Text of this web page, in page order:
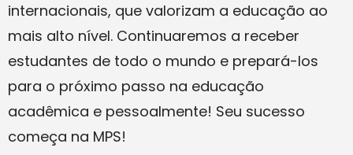
internacionais, que valorizam a educação ao
mais alto nível. Continuaremos a receber
estudantes de todo o mundo e prepará-los
para o próximo passo na educação
acadêmica e pessoalmente! Seu sucesso
começa na MPS!